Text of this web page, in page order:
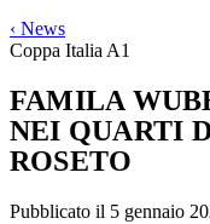
‹ News
Coppa Italia A1
FAMILA
NEI QUARTI
ROSETO
Pubblicato il 5 gennaio